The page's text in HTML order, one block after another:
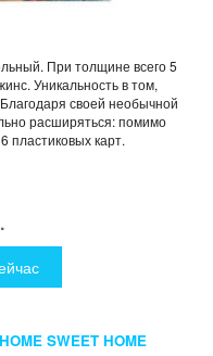
При толщине всего 5
Уникальность в том,
своей необычной
расширяться: помимо
пластиковых карт.
SWEET HOME